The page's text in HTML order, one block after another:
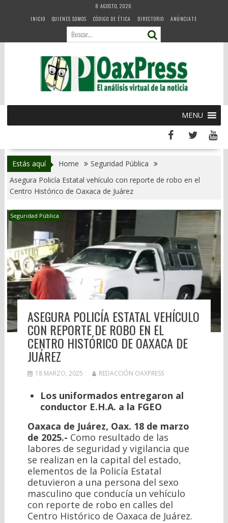
8 AGOSTO, 2026
INICIO
QUIENES SOMOS CÓDIGO DE ÉTICA DIRECTORIO ANÚNCIATE
MENU
Estás aquí Home
Seguridad Pública
Asegura Policía Estatal vehículo con reporte de robo en el
Centro Histórico de Oaxaca de Juárez
Seguridad Pública
ASEGURA POLICÍA ESTATAL VEHÍCULO
CON REPORTE DE ROBO EN EL
CENTRO HISTÓRICO DE OAXACA DE
JUÁREZ
18 MARZO, 2025 REDACCIÓN OAXPRESS
Los uniformados entregaron al
conductor E.H.A. a la FGEO
Oaxaca de Juárez, Oax. 18 de marzo
de 2025.- Como resultado de las
labores de seguridad y vigilancia que
se realizan en la capital del estado,
elementos de la Policía Estatal
detuvieron a una persona del sexo
masculino que conducía un vehículo
con reporte de robo en calles del
Centro Histórico de Oaxaca de Juárez.